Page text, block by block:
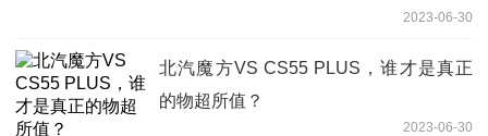
2023-06-30
北汽魔方VS CS55 PLUS，谁才是真正
的物超所值？
2023-06-30